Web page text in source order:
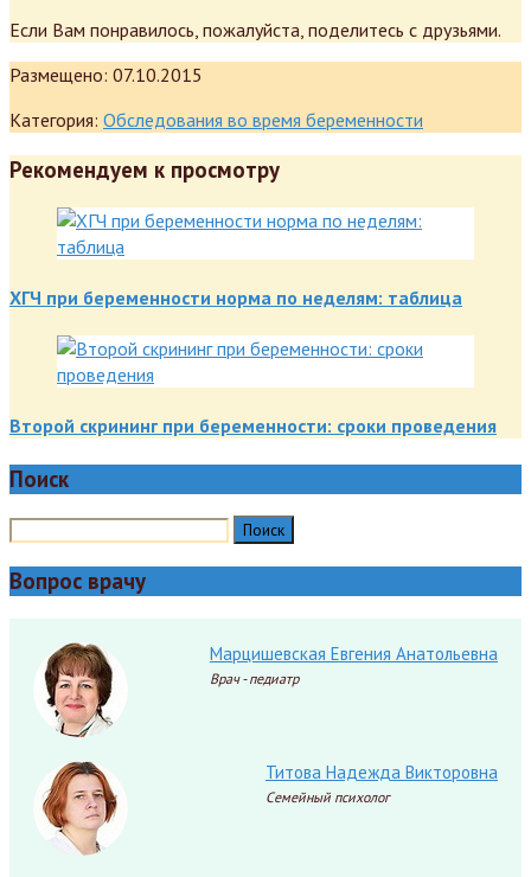
Если Вам понравилось, пожалуйста, поделитесь с друзьями.
Размещено: 07.10.2015
Категория: Обследования во время беременности
Рекомендуем к просмотру
ХГЧ при беременности норма по неделям: таблица
Второй скрининг при беременности: сроки проведения
Поиск
Вопрос врачу
Марцишевская Евгения Анатольевна
Врач - педиатр
Титова Надежда Викторовна
Семейный психолог